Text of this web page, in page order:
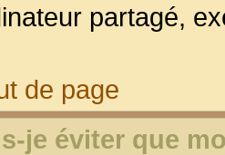
partagé,
de page
je éviter que